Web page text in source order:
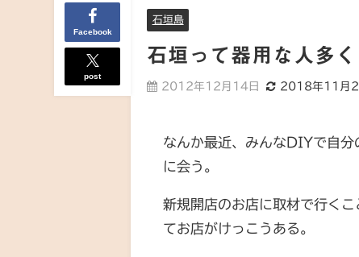
Facebook
post
石垣島
石垣って器用な人多
2012年12月14日 2018年11月
なんか最近、みんなDIYで自分
に会う。
新規開店のお店に取材で行く
てお店がけっこうある。